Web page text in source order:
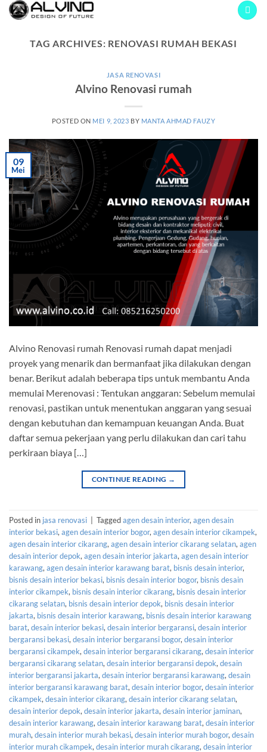
Skip
TAG ARCHIVES: RENOVASI RUMAH BEKASI
JASA RENOVASI
Alvino Renovasi rumah
POSTED ON MEI 9, 2023 BY MANTA AHMAD FAUZY
09
Mei
Alvino Renovasi rumah Renovasi rumah dapat menjadi
proyek yang menarik dan bermanfaat jika dilakukan dengan
benar. Berikut adalah beberapa tips untuk membantu Anda
memulai Merenovasi : Tentukan anggaran: Sebelum memulai
renovasi, pastikan untuk menentukan anggaran yang sesuai
dengan kebutuhan dan kemampuan keuangan Anda. Buat
daftar semua pekerjaan yang perlu dilakukan dan cari tahu
perkiraan biaya […]
CONTINUE READING →
Posted in jasa renovasi Taggedagen desain interior, agen desain
interior bekasi, agen desain interior bogor, agen desain interior cikampek,
agen desain interior cikarang, agen desain interior cikarang selatan, agen
desain interior depok, agen desain interior jakarta, agen desain interior
karawang, agen desain interior karawang barat, bisnis desain interior,
bisnis desain interior bekasi, bisnis desain interior bogor, bisnis desain
interior cikampek, bisnis desain interior cikarang, bisnis desain interior
cikarang selatan, bisnis desain interior depok, bisnis desain interior
jakarta, bisnis desain interior karawang, bisnis desain interior karawang
barat, desain interior bekasi, desain interior bergaransi, desain interior
bergaransi bekasi, desain interior bergaransi bogor, desain interior
bergaransi cikampek, desain interior bergaransi cikarang, desain interior
bergaransi cikarang selatan, desain interior bergaransi depok, desain
interior bergaransi jakarta, desain interior bergaransi karawang, desain
interior bergaransi karawang barat, desain interior bogor, desain interior
cikampek, desain interior cikarang, desain interior cikarang selatan,
desain interior depok, desain interior jakarta, desain interior jaminan,
desain interior karawang, desain interior karawang barat, desain interior
murah, desain interior murah bekasi, desain interior murah bogor, desain
interior murah cikampek, desain interior murah cikarang, desain interior